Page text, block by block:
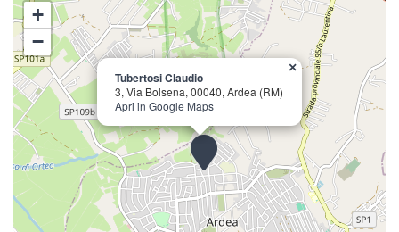
Tubertosi Claudio
3, Via Bolsena, 00040, Ardea (RM)
Apri in Google Maps
×
+
−